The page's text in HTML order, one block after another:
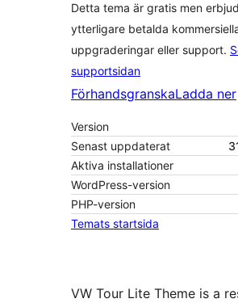
Detta tema är gratis men
ytterligare betalda
uppgraderingar eller support.
supportsidan
FörhandsgranskaLadda ner
Version
Senast uppdaterat
Aktiva installationer
WordPress-version
PHP-version
Temats startsida
VW Tour Lite Theme is a